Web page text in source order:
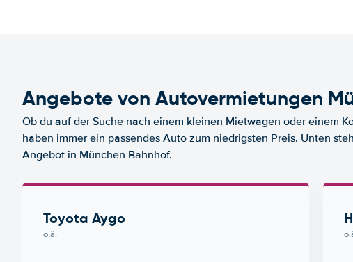
Angebote von Autovermietungen
Ob du auf der Suche nach einem kleinen Mietwagen oder einem
haben immer ein passendes Auto zum niedrigsten Preis. Unten
Angebot in München Bahnhof.
Toyota Aygo
o.ä.